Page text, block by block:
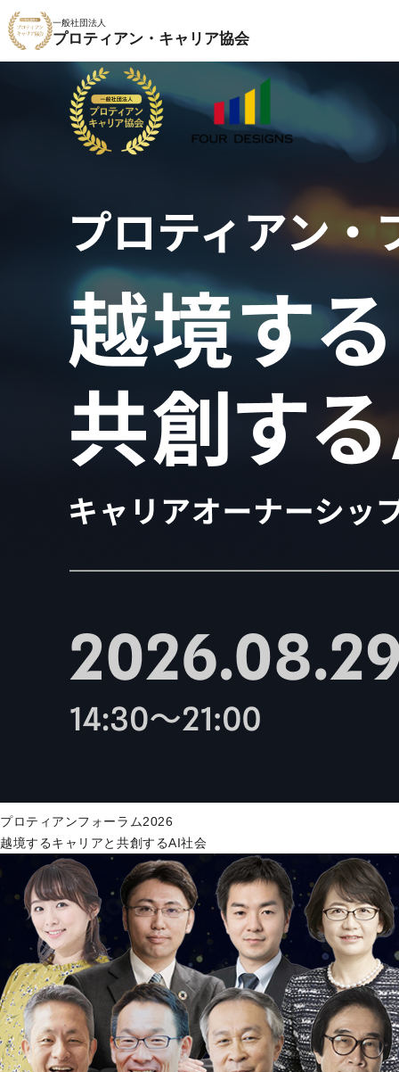
一般社団法人
プロティアン・キャリア協会
プロティアンフォーラム2026
越境するキャリアと共創するAI社会